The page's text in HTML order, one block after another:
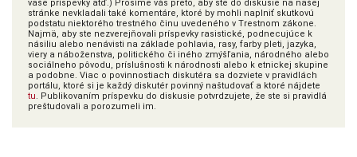
vaše príspevky atď.) Prosíme vás preto, aby ste do diskusie na našej
stránke nevkladali také komentáre, ktoré by mohli naplniť skutkovú
podstatu niektorého trestného činu uvedeného v Trestnom zákone.
Najmä, aby ste nezverejňovali príspevky rasistické, podnecujúce k
násiliu alebo nenávisti na základe pohlavia, rasy, farby pleti, jazyka,
viery a náboženstva, politického či iného zmýšľania, národného alebo
sociálneho pôvodu, príslušnosti k národnosti alebo k etnickej skupine
a podobne. Viac o povinnostiach diskutéra sa dozviete v pravidlách
portálu, ktoré si je každý diskutér povinný naštudovať a ktoré nájdete
tu. Publikovaním príspevku do diskusie potvrdzujete, že ste si pravidlá
preštudovali a porozumeli im.